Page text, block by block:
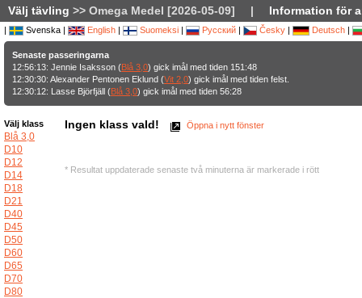
Välj tävling >> Omega Medel [2026-05-09] | Information för
| Svenska | English | Suomeksi | Русский | Česky | Deutsch |
Senaste passeringarna
12:56:13: Jennie Isaksson (Blå 3,0) gick imål med tiden 151:48
12:30:30: Alexander Pentonen Eklund (Vit 2,0) gick imål med tiden felst.
12:30:12: Lasse Björfjäll (Blå 3,0) gick imål med tiden 56:28
Välj klass
Blå 3,0
D10
D12
D14
D18
D21
D40
D45
D50
D60
D65
D70
D80
Ingen klass vald! Öppna i nytt fönster
* Resultat uppdaterade senaste två minuterna är markerade i rött